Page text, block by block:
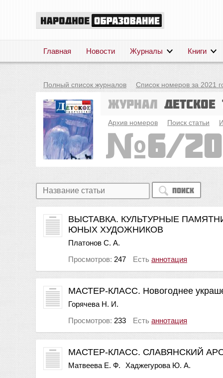
Главная Новости Журналы Книги
Полный список журналов Список номеров за 2021
Журнал Детское
Архив номеров Поиск статьи
6/
Поиск
ВЫСТАВКА. КУЛЬТУРНЫЕ
ЮНЫХ ХУДОЖНИКОВ
Платонов С. А.
Просмотров: 247 Есть аннотация
МАСТЕР-КЛАСС. Новогоднее
Горячева Н. И.
Просмотров: 233 Есть аннотация
МАСТЕР-КЛАСС. СЛАВЯНСКИЙ
Матвеева Е. Ф.
Хаджегурова Ю. А.